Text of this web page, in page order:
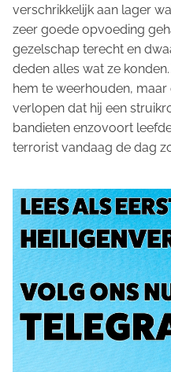
verschrikkelijk aan lager
zeer goede opvoeding
gezelschap terecht en
deden alles wat ze
hem te weerhouden,
verlopen dat hij een
bandieten enzovoort
terrorist vandaag de dag